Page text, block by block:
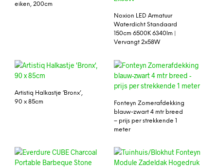
eiken, 200cm
Noxion LED Armatuur
Waterdicht Standaard
150cm 6500K 6340lm |
Vervangt 2x58W
Artistiq Halkastje ‘Bronx’,
90 x 85cm
Fonteyn Zomerafdekking
blauw-zwart 4 mtr breed
– prijs per strekkende 1
meter